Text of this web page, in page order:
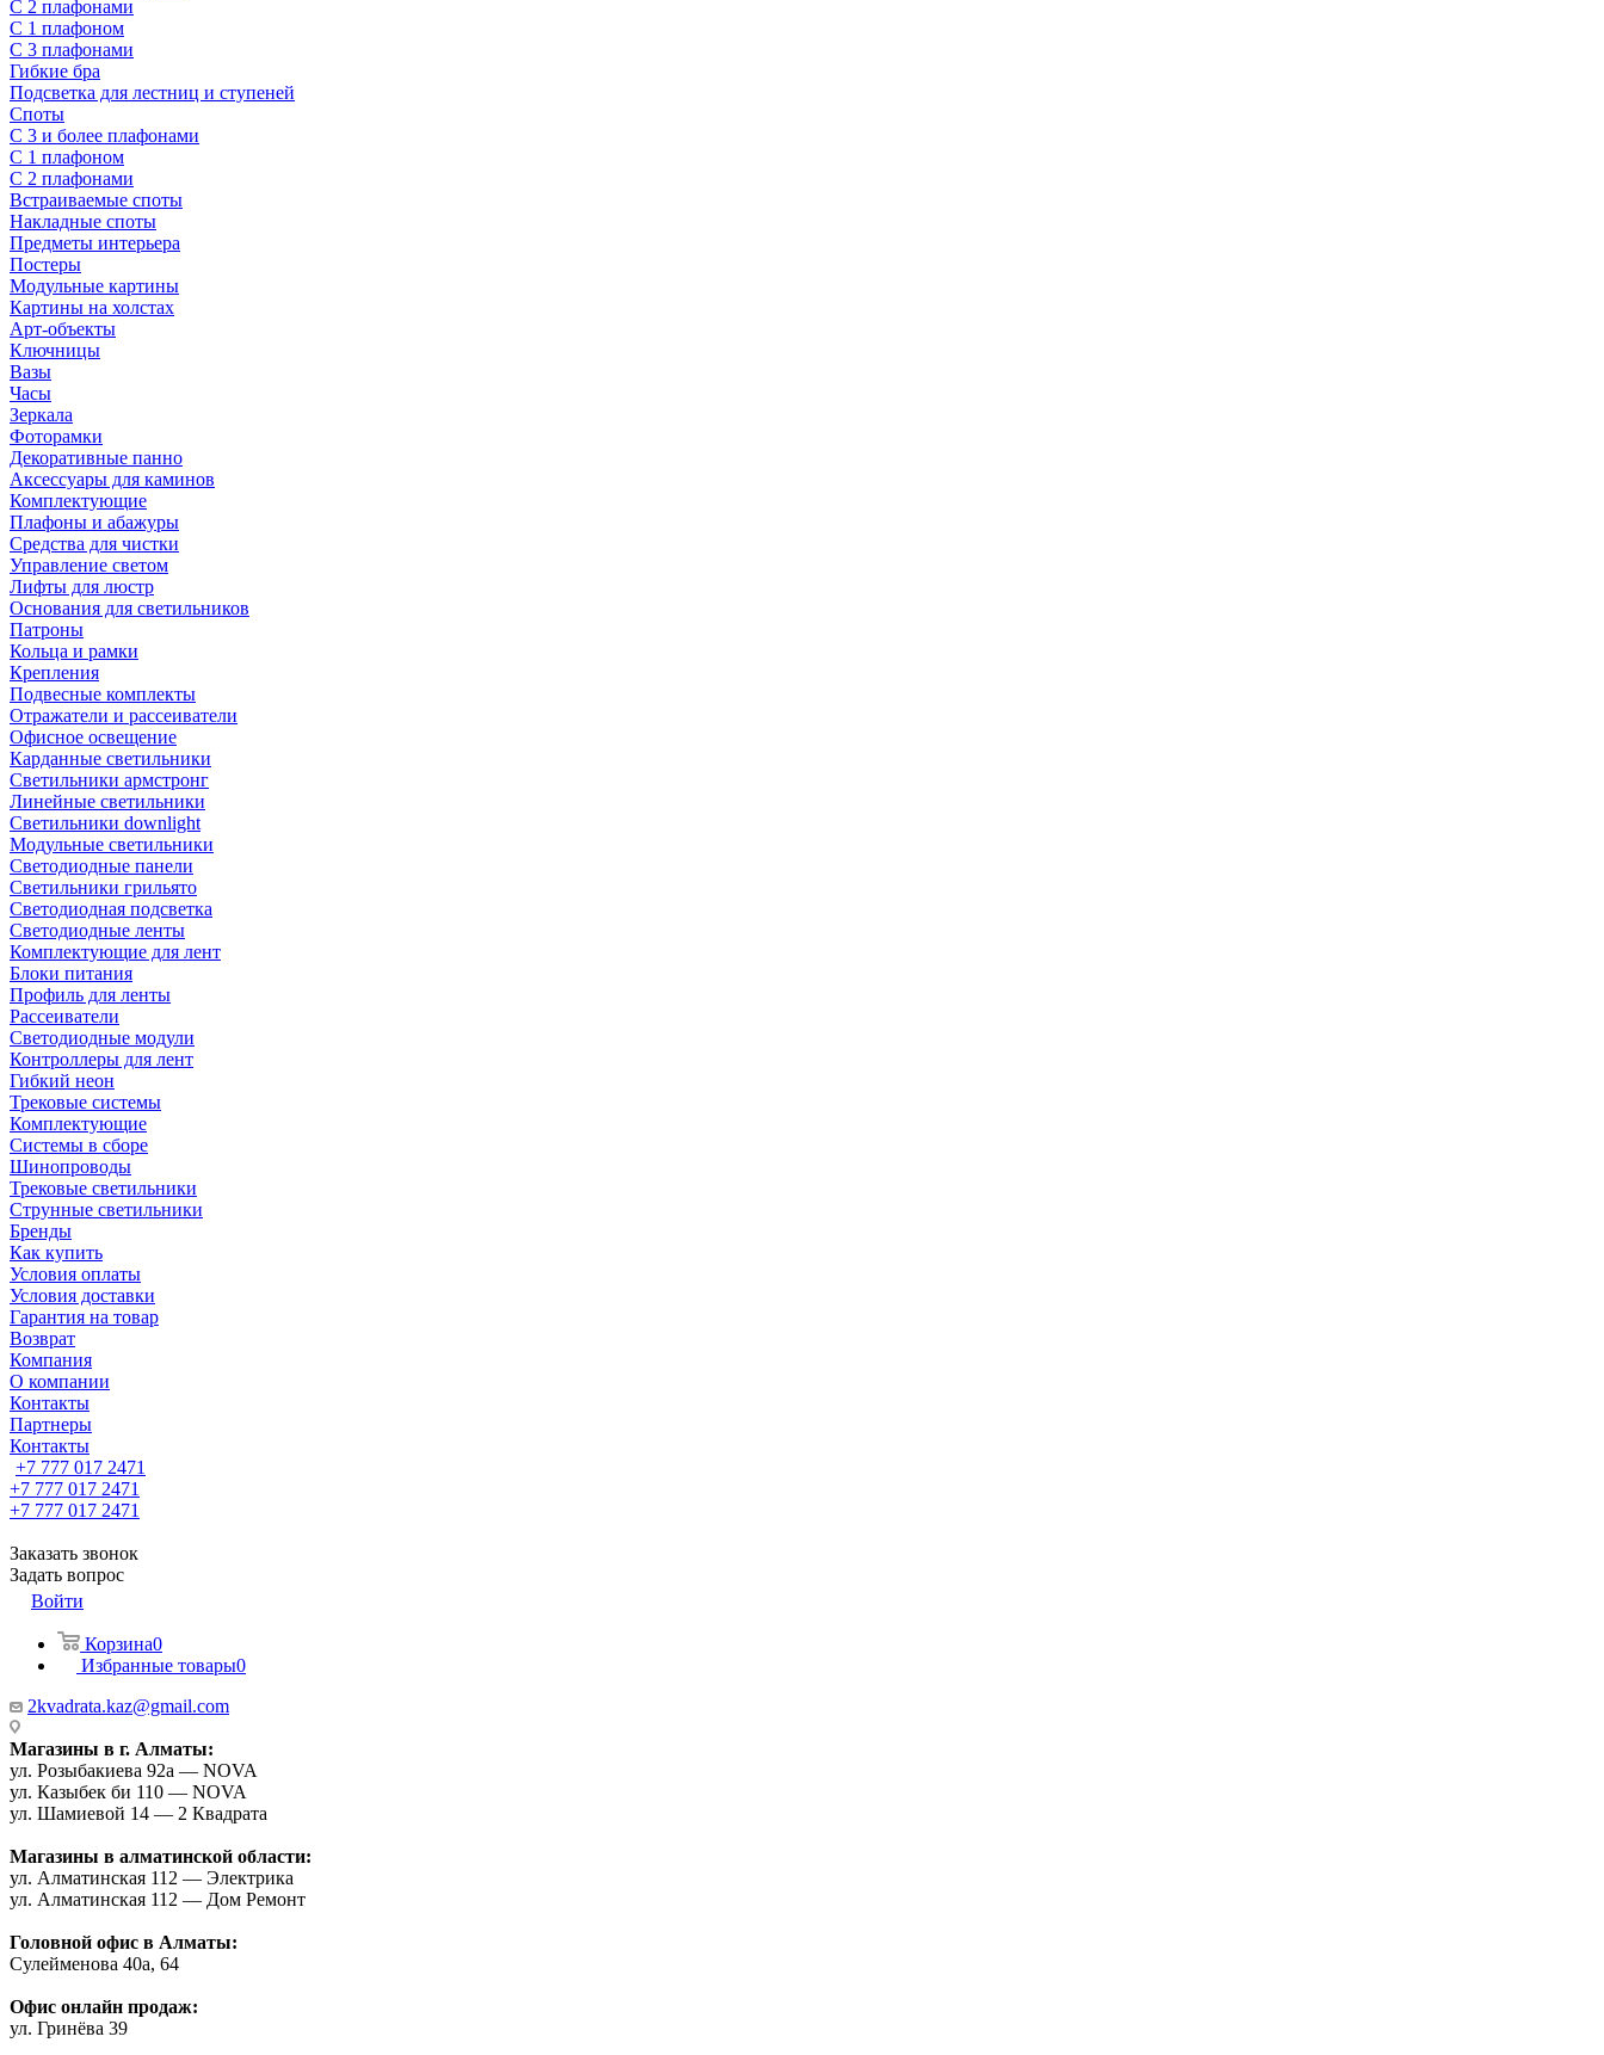
С 2 плафонами
С 1 плафоном
С 3 плафонами
Гибкие бра
Подсветка для лестниц и ступеней
Споты
С 3 и более плафонами
С 1 плафоном
С 2 плафонами
Встраиваемые споты
Накладные споты
Предметы интерьера
Постеры
Модульные картины
Картины на холстах
Арт-объекты
Ключницы
Вазы
Часы
Зеркала
Фоторамки
Декоративные панно
Аксессуары для каминов
Комплектующие
Плафоны и абажуры
Средства для чистки
Управление светом
Лифты для люстр
Основания для светильников
Патроны
Кольца и рамки
Крепления
Подвесные комплекты
Отражатели и рассеиватели
Офисное освещение
Карданные светильники
Светильники армстронг
Линейные светильники
Светильники downlight
Модульные светильники
Светодиодные панели
Светильники грильято
Светодиодная подсветка
Светодиодные ленты
Комплектующие для лент
Блоки питания
Профиль для ленты
Рассеиватели
Светодиодные модули
Контроллеры для лент
Гибкий неон
Трековые системы
Комплектующие
Системы в сборе
Шинопроводы
Трековые светильники
Струнные светильники
Бренды
Как купить
Условия оплаты
Условия доставки
Гарантия на товар
Возврат
Компания
О компании
Контакты
Партнеры
Контакты
+7 777 017 2471
+7 777 017 2471
+7 777 017 2471
Заказать звонок
Задать вопрос
Войти
Корзина0
Избранные товары0
2kvadrata.kaz@gmail.com
Магазины в г. Алматы:
ул. Розыбакиева 92а — NOVA
ул. Казыбек би 110 — NOVA
ул. Шамиевой 14 — 2 Квадрата
Магазины в алматинской области:
ул. Алматинская 112 — Электрика
ул. Алматинская 112 — Дом Ремонт
Головной офис в Алматы:
Сулейменова 40а, 64
Офис онлайн продаж:
ул. Гринёва 39